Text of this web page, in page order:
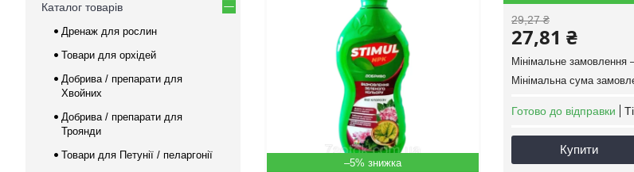
–5%
29,27 ₴
27,81 ₴
Мінімальне
Мінімальна сума
Готово до відправки
Купити
Каталог товарів
Дренаж для рослин
Товари для орхідей
Добрива / препарати для
Хвойних
Добрива / препарати для
Троянди
Товари для Петунії / пеларгонії